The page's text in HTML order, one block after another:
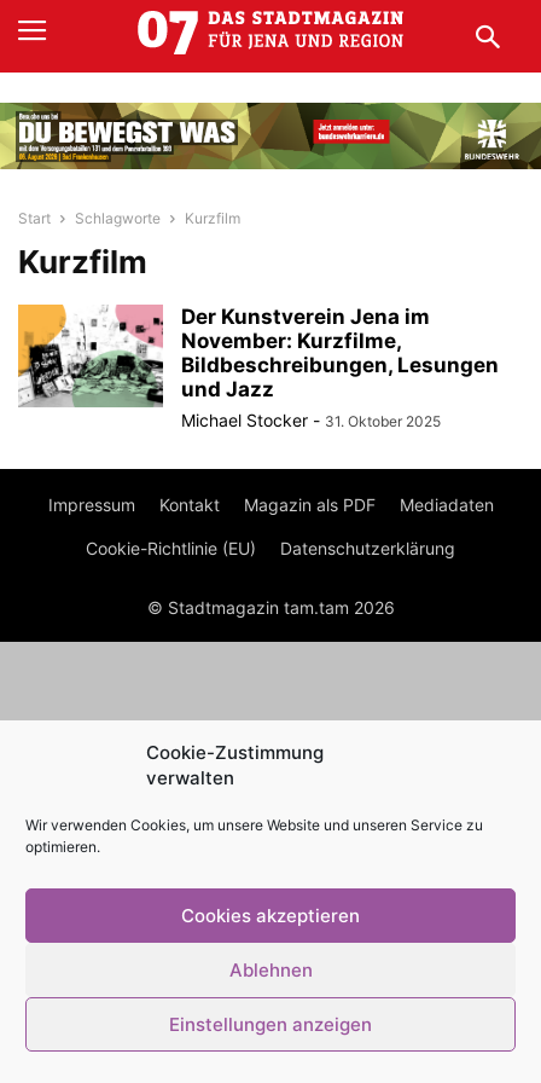
Cookie-Zustimmung
verwalten
Wir verwenden Cookies, um unsere Website und unseren Service zu
optimieren.
Cookies akzeptieren
Ablehnen
Einstellungen anzeigen
Start Schlagworte Kurzfilm
Kurzfilm
Der Kunstverein Jena im
November: Kurzfilme,
Bildbeschreibungen, Lesungen
und Jazz
Michael Stocker - 31. Oktober 2025
Impressum Kontakt Magazin als PDF Mediadaten
Cookie-Richtlinie (EU) Datenschutzerklärung
© Stadtmagazin tam.tam 2026